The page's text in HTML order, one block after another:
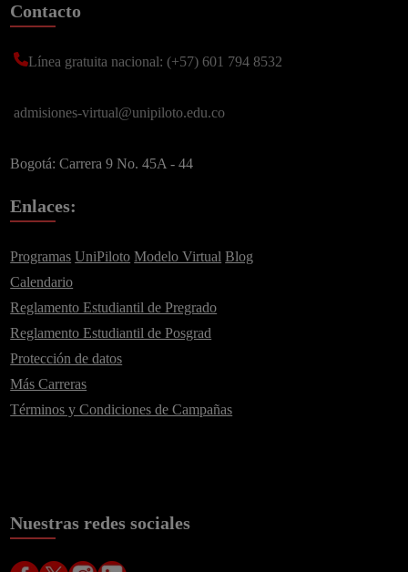
Newsletter
Recibe lo más reciente en tu correo
Correo*
He leído y acepto Política de tratamiento de
Contacto
Línea gratuita nacional: (+57) 601 794 8532
admisiones-virtual@unipiloto.edu.co
Bogotá: Carrera 9 No. 45A - 44
Enlaces:
Programas UniPiloto Modelo Virtual Blog
Calendario
Reglamento Estudiantil de Pregrado
Reglamento Estudiantil de Posgrad
Protección de datos
Más Carreras
Términos y Condiciones de Campañas
Nuestras redes sociales